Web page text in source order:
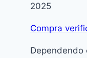
2025
Compra
Dependendo